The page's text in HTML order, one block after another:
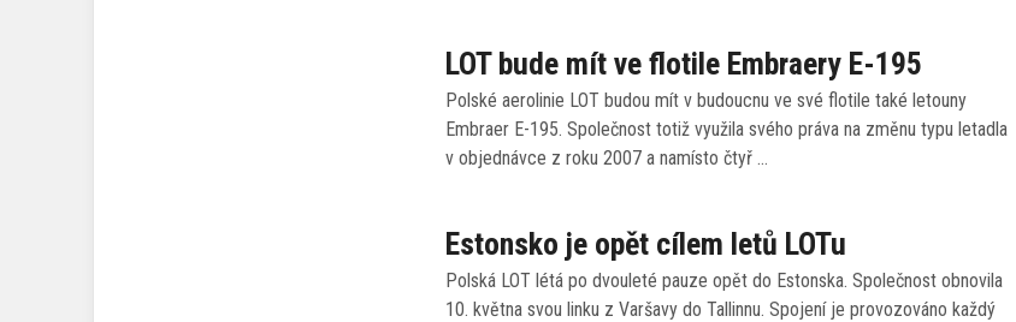
LOT bude mít ve flotile Embraery E-195
Polské aerolinie LOT budou mít v budoucnu ve své flotile také letouny
Embraer E-195. Společnost totiž využila svého práva na změnu typu letadla
v objednávce z roku 2007 a namísto čtyř …
Estonsko je opět cílem letů LOTu
Polská LOT létá po dvouleté pauze opět do Estonska. Společnost obnovila
10. května svou linku z Varšavy do Tallinnu. Spojení je provozováno každý